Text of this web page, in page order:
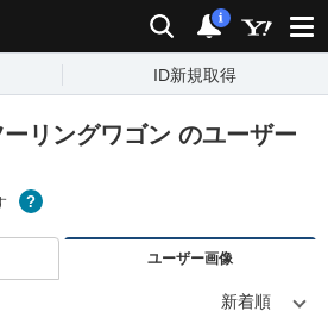
検索 通知
i
ID新規取得
リングワゴン のユーザー
ユーザー画像